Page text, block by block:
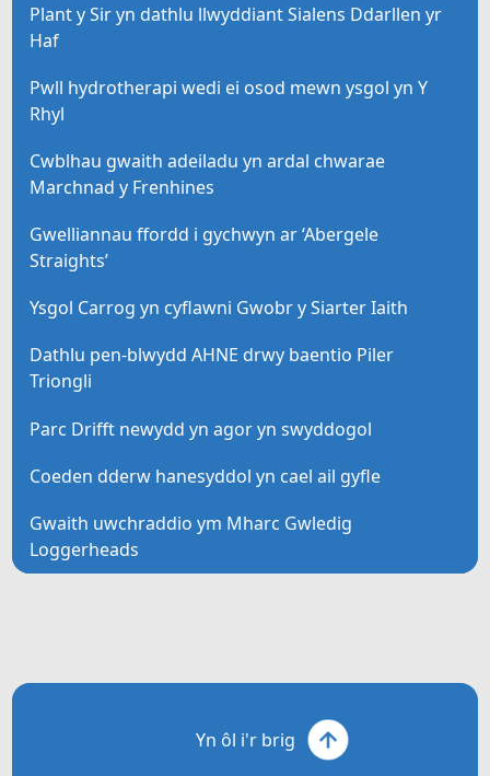
Plant y Sir yn dathlu llwyddiant Sialens Ddarllen yr
Haf
Pwll hydrotherapi wedi ei osod mewn ysgol yn Y
Rhyl
Cwblhau gwaith adeiladu yn ardal chwarae
Marchnad y Frenhines
Gwelliannau ffordd i gychwyn ar ‘Abergele
Straights’
Ysgol Carrog yn cyflawni Gwobr y Siarter Iaith
Dathlu pen-blwydd AHNE drwy baentio Piler
Triongli
Parc Drifft newydd yn agor yn swyddogol
Coeden dderw hanesyddol yn cael ail gyfle
Gwaith uwchraddio ym Mharc Gwledig
Loggerheads
Yn ôl i'r brig